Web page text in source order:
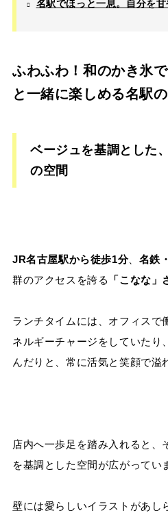
名駅でほっと一息。自分を
ふわふわ！和のかき氷
と一緒に楽しめる名駅
ベージュを基調とした
の空間
JR名古屋駅から徒歩1分、 名鉄
群のアクセスを誇る
「こなな」
ランチタイムには、オフィスで
ネルギーチャージをしていたり
んだりと、常に活気と笑顔で溢
店内へ一歩足を踏み入れると、
を基調とした空間が広がってい
壁には愛らしいイラストがあし